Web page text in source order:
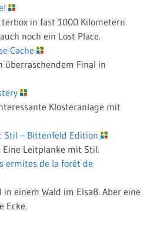
in fast 1000 Kilometern
noch ein Lost Place.
Cache
überraschendem Final in
Klosteranlage mit
Stil – Bittenfeld Edition
Eine Leitplanke mit Stil.
ermites de la forêt de
einem Wald im Elsaß. Aber eine
Ecke.